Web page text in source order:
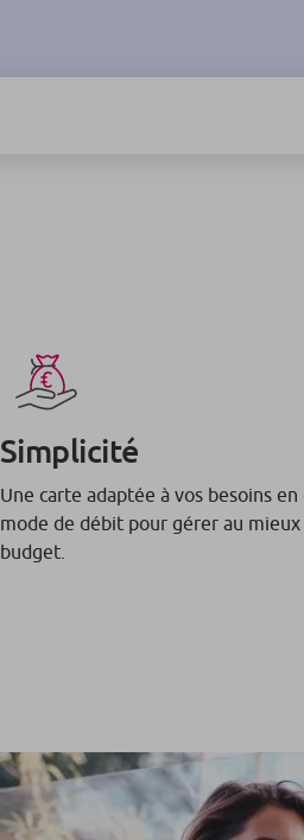
Simplicité
Une carte adaptée à vos besoins en
mode de débit pour gérer au
budget.